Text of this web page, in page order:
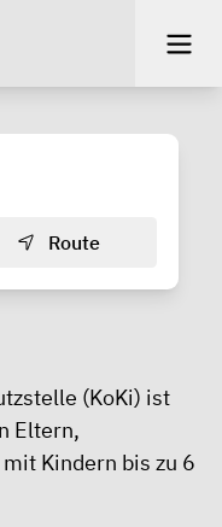
Route
(KoKi) ist
Eltern,
Kindern bis zu 6